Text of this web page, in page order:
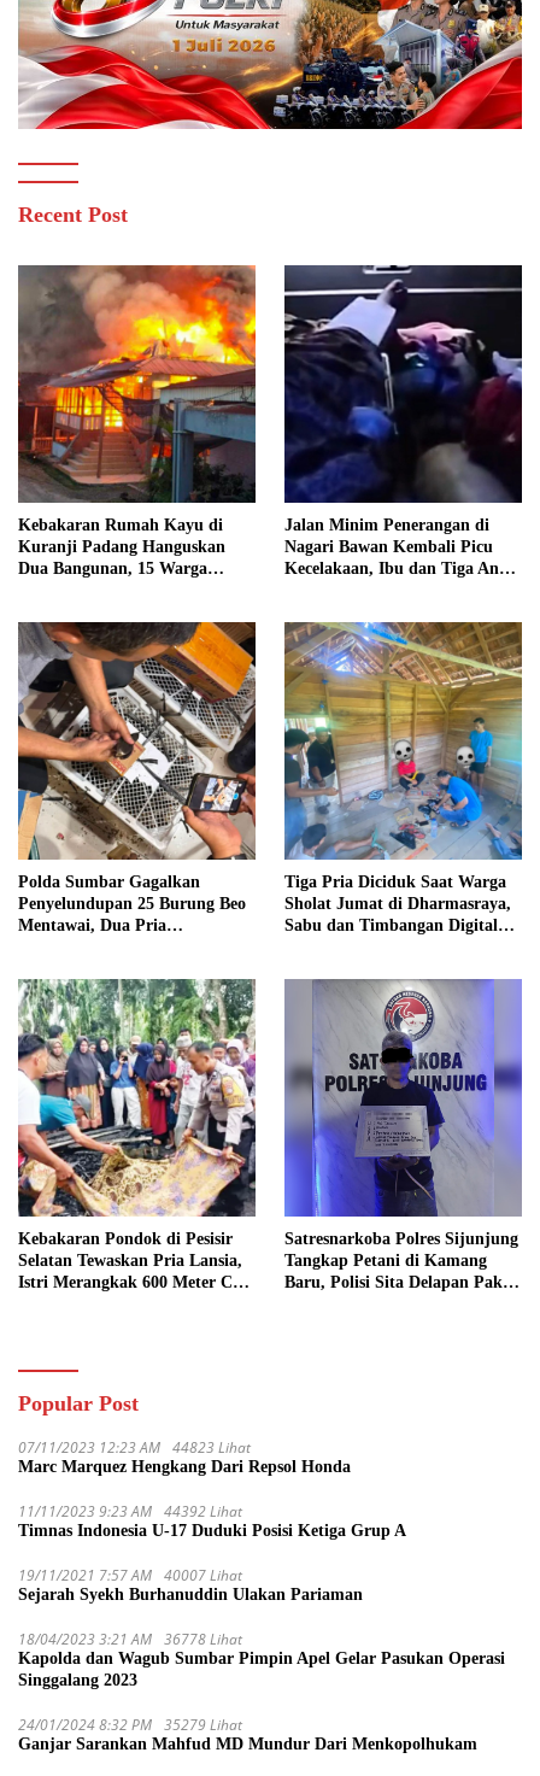
Recent Post
Kebakaran Rumah Kayu di
Kuranji Padang Hanguskan
Dua Bangunan, 15 Warga
Jalan Minim Penerangan di
Nagari Bawan Kembali Picu
Kecelakaan, Ibu dan Tiga Anak
Polda Sumbar Gagalkan
Penyelundupan 25 Burung Beo
Mentawai, Dua Pria
Tiga Pria Diciduk Saat Warga
Sholat Jumat di Dharmasraya,
Sabu dan Timbangan Digital
Kebakaran Pondok di Pesisir
Selatan Tewaskan Pria Lansia,
Istri Merangkak 600 Meter Cari
Satresnarkoba Polres Sijunjung
Tangkap Petani di Kamang
Baru, Polisi Sita Delapan Paket
Popular Post
07/11/2023 12:23 AM 44823 Lihat
Marc Marquez Hengkang Dari Repsol Honda
11/11/2023 9:23 AM 44392 Lihat
Timnas Indonesia U-17 Duduki Posisi Ketiga Grup A
19/11/2021 7:57 AM 40007 Lihat
Sejarah Syekh Burhanuddin Ulakan Pariaman
18/04/2023 3:21 AM 36778 Lihat
Kapolda dan Wagub Sumbar Pimpin Apel Gelar Pasukan Operasi
Singgalang 2023
24/01/2024 8:32 PM 35279 Lihat
Ganjar Sarankan Mahfud MD Mundur Dari Menkopolhukam